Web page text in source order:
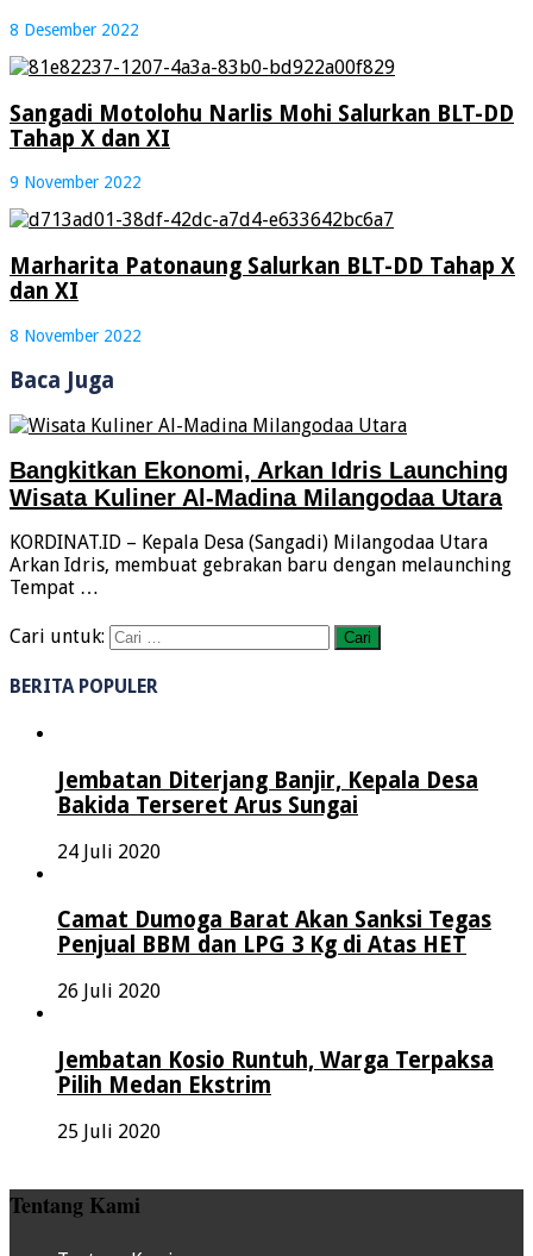
8 Desember 2022
Sangadi Motolohu Narlis Mohi Salurkan BLT-DD
Tahap X dan XI
9 November 2022
Marharita Patonaung Salurkan BLT-DD Tahap X
dan XI
8 November 2022
Baca Juga
Bangkitkan Ekonomi, Arkan Idris Launching
Wisata Kuliner Al-Madina Milangodaa Utara
KORDINAT.ID – Kepala Desa (Sangadi) Milangodaa Utara
Arkan Idris, membuat gebrakan baru dengan melaunching
Tempat …
Cari untuk:
BERITA POPULER
Jembatan Diterjang Banjir, Kepala Desa
Bakida Terseret Arus Sungai
24 Juli 2020
Camat Dumoga Barat Akan Sanksi Tegas
Penjual BBM dan LPG 3 Kg di Atas HET
26 Juli 2020
Jembatan Kosio Runtuh, Warga Terpaksa
Pilih Medan Ekstrim
25 Juli 2020
Tentang Kami